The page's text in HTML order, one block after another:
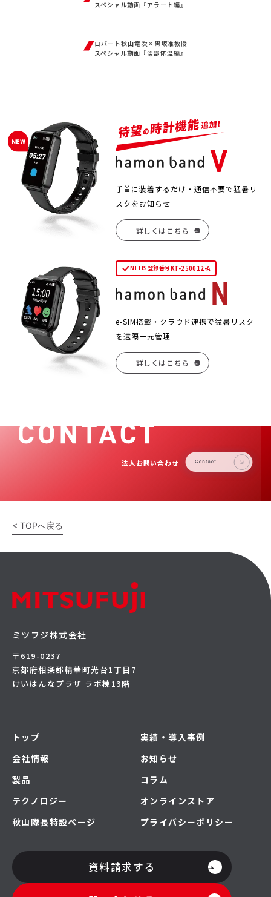
スペシャル動画『アラート編』
ロバート秋山竜次×黒坂准教授
スペシャル動画『深部体温編』
手首に装着するだけ・通信不要で猛暑リ
スクをお知らせ
詳しくはこちら
NETIS登録番号KT-250012-A
e-SIM搭載・クラウド連携で猛暑リスク
を遠隔一元管理
詳しくはこちら
法人お問い合わせ
< TOPへ戻る
ミツフジ株式会社
〒619-0237
京都府相楽郡精華町光台1丁目7
けいはんなプラザ ラボ棟13階
トップ
会社情報
製品
テクノロジー
秋山隊長特設ページ
実績・導入事例
お知らせ
コラム
オンラインストア
プライバシーポリシー
資料請求する